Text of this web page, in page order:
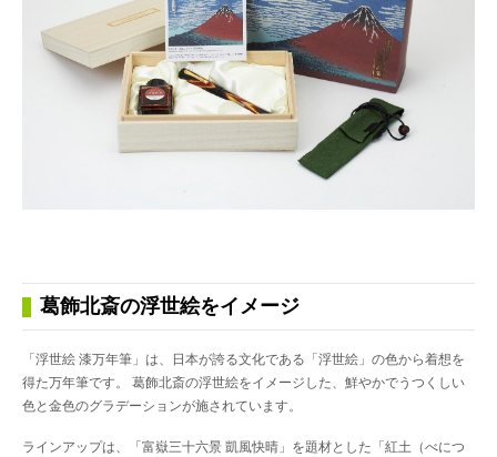
葛飾北斎の浮世絵をイメージ
「浮世絵 漆万年筆」は、日本が誇る文化である「浮世絵」の色から着想を
得た万年筆です。 葛飾北斎の浮世絵をイメージした、鮮やかでうつくしい
色と金色のグラデーションが施されています。
ラインアップは、「富嶽三十六景 凱風快晴」を題材とした「紅土（べにつ